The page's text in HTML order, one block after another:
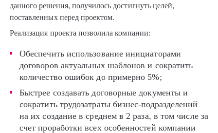
данного решения, получилось достигнуть целей,
поставленных перед проектом.
Реализация проекта позволила компании:
Обеспечить использование инициаторами
договоров актуальных шаблонов и сократить
количество ошибок до примерно 5%;
Быстрее создавать договорные документы и
сократить трудозатраты бизнес-подразделений
на их создание в среднем в 2 раза, в том числе за
счет проработки всех особенностей компании